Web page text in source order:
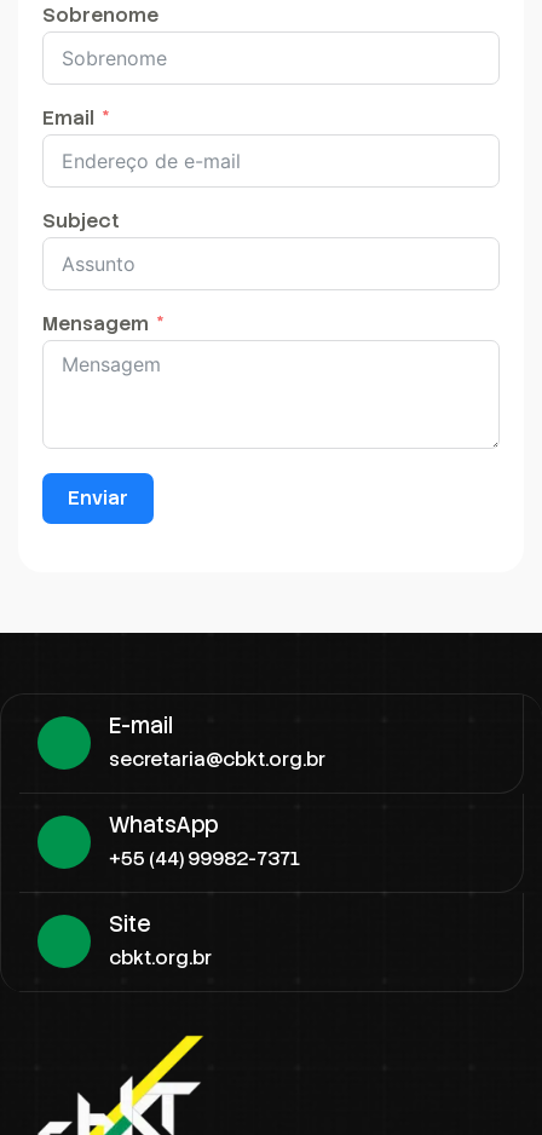
Sobrenome
Email
Subject
Mensagem
Enviar
E-mail
secretaria@cbkt.org.br
WhatsApp
+55 (44) 99982-7371
Site
cbkt.org.br